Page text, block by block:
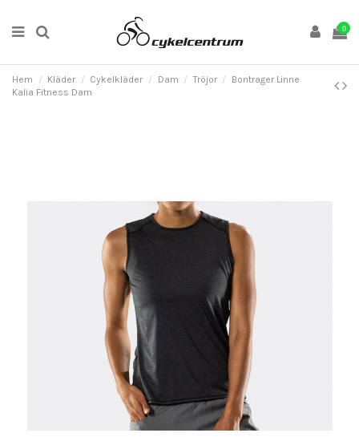
0
Hem Kläder Cykelkläder Dam Tröjor
Bontrager Linne
Kalia Fitness Dam